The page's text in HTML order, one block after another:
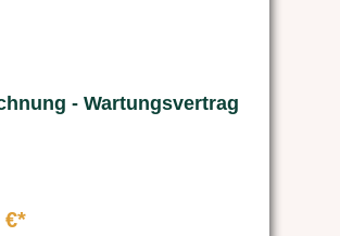
- Wartungsvertrag
€*